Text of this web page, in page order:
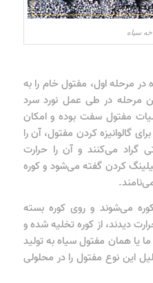
سیاه
مرحله اول، مفتول خام را به
مرحله در طی عمل نورد سرد
مفتول سفت بوده و امکان
گالوانیزه کردن مفتول، آن را
900 درجه سانتی گراد می‌کنند و آن را حرارت
کردن گفته می‌شود و کوره
می‌شوند و روی کوره بسته
دیدند، از کوره تخلیه شده و
یا همان مفتول سیاه به تولید
این نوع مفتول را در محلولی